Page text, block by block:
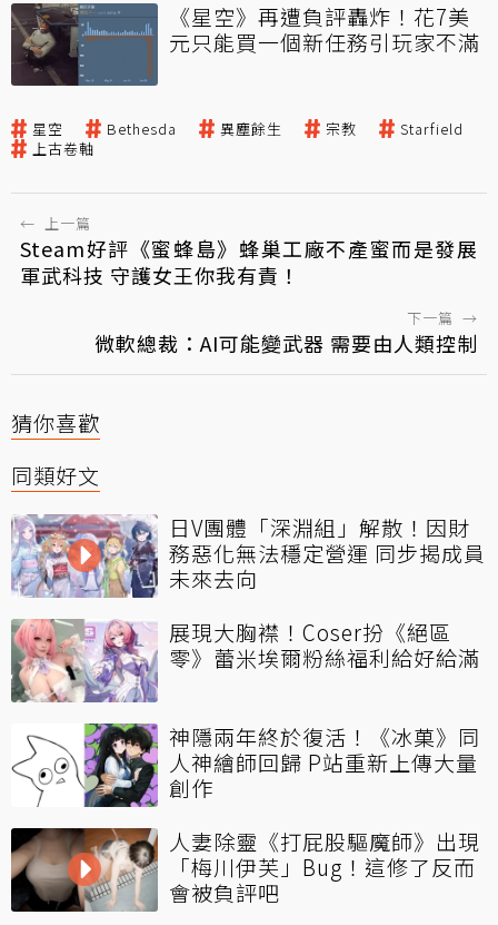
《星空》再遭負評轟炸！花7美
元只能買一個新任務引玩家不滿
星空 Bethesda 異塵餘生 宗教
Starfield
上古卷軸
← 上一篇
Steam好評《蜜蜂島》蜂巢工廠不產蜜而是發展
軍武科技 守護女王你我有責！
下一篇 →
微軟總裁：AI可能變武器 需要由人類控制
猜你喜歡
同類好文
日V團體「深淵組」解散！因財
務惡化無法穩定營運 同步揭成員
未來去向
展現大胸襟！Coser扮《絕區
零》蕾米埃爾粉絲福利給好給滿
神隱兩年終於復活！《冰菓》同
人神繪師回歸 P站重新上傳大量
創作
人妻除靈《打屁股驅魔師》出現
「梅川伊芙」Bug！這修了反而
會被負評吧